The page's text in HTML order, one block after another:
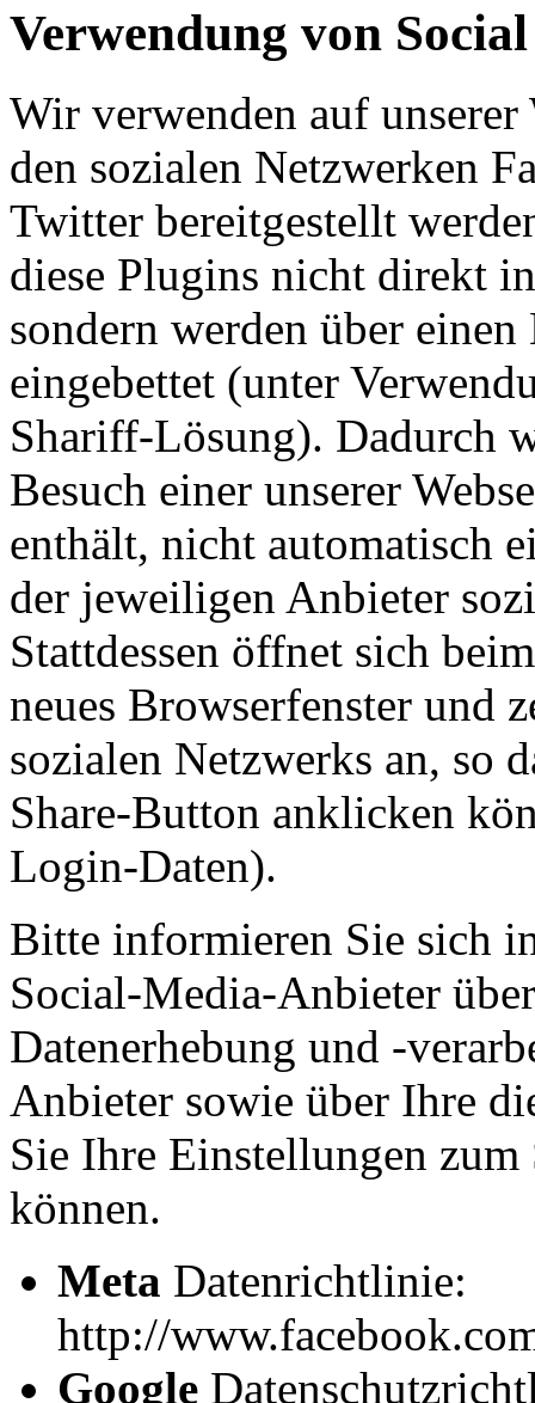
Verwendung von
Wir verwenden auf
den sozialen Netzwerken
Twitter bereitgestellt
diese Plugins nicht direkt
sondern werden über
eingebettet (unter
Shariff-Lösung). Dadurch
Besuch einer unserer
enthält, nicht automatisch
der jeweiligen Anbieter
Stattdessen öffnet sich
neues Browserfenster und
sozialen Netzwerks an, so
Share-Button anklicken
Login-Daten).
Bitte informieren Sie sich
Social-Media-Anbieter
Datenerhebung und -
Anbieter sowie über Ihre
Sie Ihre Einstellungen
können.
Meta Datenrichtlinie:
http://
Google